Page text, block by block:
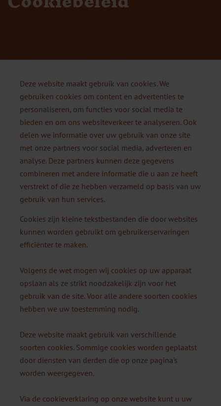
Deze website maakt gebruik van cookies. We
gebruiken cookies om content en advertenties te
personaliseren, om functies voor social media te
bieden en om ons websiteverkeer te analyseren. Ook
delen we informatie over uw gebruik van onze site
met onze partners voor social media, adverteren en
analyse. Deze partners kunnen deze gegevens
combineren met andere informatie die u aan ze heeft
verstrekt of die ze hebben verzameld op basis van uw
gebruik van hun services.
Cookies zijn kleine tekstbestanden die door websites
kunnen worden gebruikt om gebruikerservaringen
efficiënter te maken.
Volgens de wet mogen wij cookies op uw apparaat
opslaan als ze strikt noodzakelijk zijn voor het
gebruik van de site. Voor alle andere soorten cookies
hebben we uw toestemming nodig.
Deze website maakt gebruik van verschillende
soorten cookies. Sommige cookies worden geplaatst
door diensten van derden die op onze pagina's
worden weergegeven.
Via de cookieverklaring op onze website kunt u uw